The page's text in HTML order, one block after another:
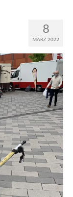
8
MÄRZ 2022